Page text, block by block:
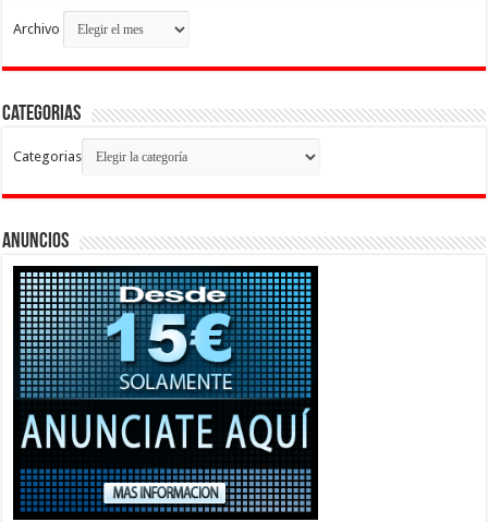
Archivo
Categorias
Categorias
Anuncios